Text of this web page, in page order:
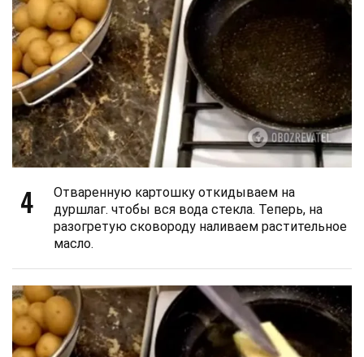
4
Отваренную картошку откидываем на
дуршлаг. чтобы вся вода стекла. Теперь, на
разогретую сковороду наливаем растительное
масло.